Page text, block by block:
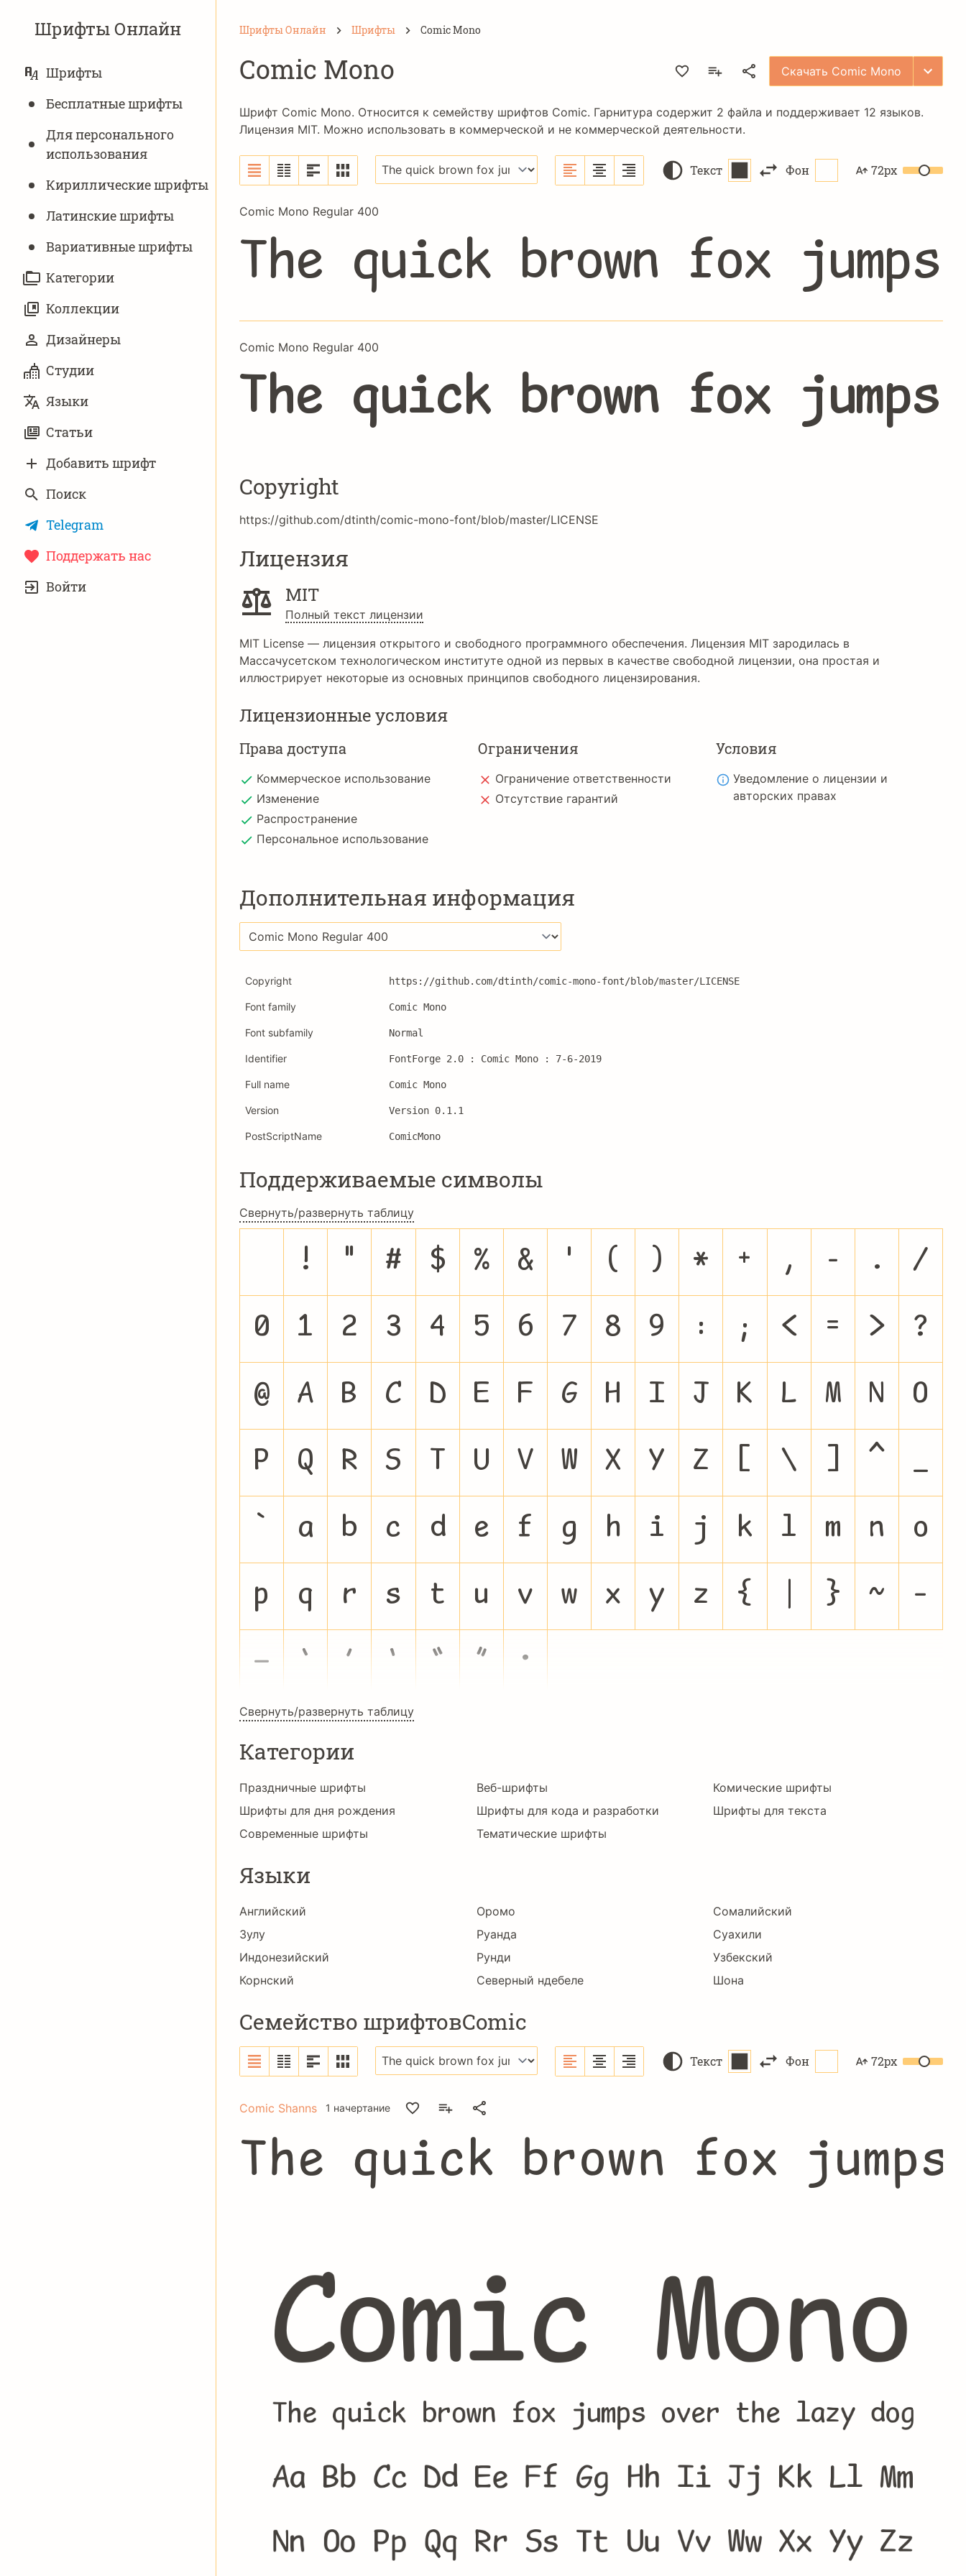
Шрифты Онлайн
НАВИГАЦИЯ
Шрифты
Бесплатные шрифты
Для персонального
использования
Кириллические шрифты
Латинские шрифты
Вариативныe шрифты
Категории
Коллекции
Дизайнеры
Студии
Языки
Статьи
Добавить шрифт
Поиск
Telegram
Поддержать нас
ЗАПИСЬ
Войти
Шрифты Онлайн Шрифты Comic Mono
Comic Mono Скачать Comic Mono
Шрифт Comic Mono. Относится к семейству шрифтов Comic. Гарнитура содержит 2 файла и поддерживает 12 языков.
Лицензия MIT. Можно использовать в коммерческой и не коммерческой деятельности.
Текст Фон 72px
Comic Mono Regular 400
The quick brown fox
Comic Mono Regular 400
The quick brown fox
Copyright
https://github.com/dtinth/comic-mono-font/blob/master/LICENSE
Лицензия
MIT
Полный текст лицензии
MIT License — лицензия открытого и свободного программного обеспечения. Лицензия MIT зародилась в
Массачусетском технологическом институте одной из первых в качестве свободной лицензии, она простая и
иллюстрирует некоторые из основных принципов свободного лицензирования.
Лицензионные условия
Права доступа
Коммерческое использование
Изменение
Распространение
Персональное использование
Ограничения
Ограничение ответственности
Отсутствие гарантий
Условия
Уведомление о лицензии и
авторских правах
Дополнительная информация
Copyright https://github.com/dtinth/comic-mono-font/blob/master/LICENSE
Font family Comic Mono
Font subfamily Normal
Identifier FontForge 2.0 : Comic Mono : 7-6-2019
Full name Comic Mono
Version Version 0.1.1
PostScriptName ComicMono
Поддерживаемые символы
Свернуть/развернуть таблицу
! " # $ % & ' ( ) * + , - . /
0 1 2 3 4 5 6 7 8 9 : ; < = > ?
@ A B C D E F G H I J K L M N O
P Q R S T U V W X Y Z [ \ ] ^ _
` a b c d e f g h i j k l m n o
p q r s t u v w x y z { } ~ –
— ‘ ’ ‚ “ ” •
Свернуть/развернуть таблицу
Категории
Праздничные шрифты
Шрифты для дня рождения
Современные шрифты
Веб-шрифты
Шрифты для кода и разработки
Тематические шрифты
Комические шрифты
Шрифты для текста
Языки
Английский
Зулу
Индонезийский
Корнский
Оромо
Руанда
Рунди
Северный ндебеле
Сомалийский
Суахили
Узбекский
Шона
Семейство шрифтовComic
Текст Фон 72px
Comic Shanns 1 начертание
The quick brown fox